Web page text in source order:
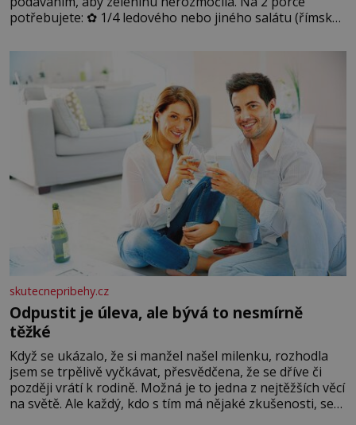
potřebujete: ✿ 1/4 ledového nebo jiného salátu (římský
okurky ✿ 2 rajčata Zálivka: ✿ 4 lžíce olivového oleje ✿ 1
lžíci citronové šťávy ✿ ½ stroužku
skutecnepribehy.cz
Odpustit je úleva, ale bývá to nesmírně
těžké
Když se ukázalo, že si manžel našel milenku, rozhodla
jsem se trpělivě vyčkávat, přesvědčena, že se dříve či
později vrátí k rodině. Možná je to jedna z nejtěžších věcí
na světě. Ale každý, kdo s tím má nějaké zkušenosti, se